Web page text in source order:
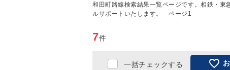
和田町路線検索結果一覧ページです。相鉄・東
ルサポートいたします。 ページ1
一括チェックする 
7件